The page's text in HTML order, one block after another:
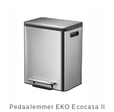
Pedaalemmer EKO Ecocasa II